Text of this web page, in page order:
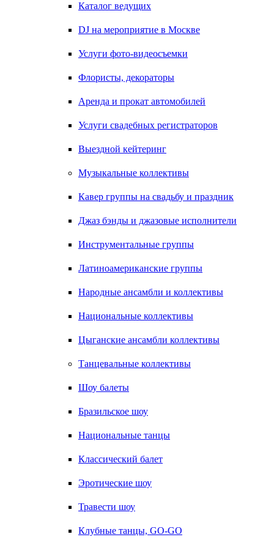
Каталог ведущих
DJ на мероприятие в Москве
Услуги фото-видеосъемки
Флористы, декораторы
Аренда и прокат автомобилей
Услуги свадебных регистраторов
Выездной кейтеринг
Музыкальные коллективы
Кавер группы на свадьбу и праздник
Джаз бэнды и джазовые исполнители
Инструментальные группы
Латиноамериканские группы
Народные ансамбли и коллективы
Национальные коллективы
Цыганские ансамбли коллективы
Танцевальные коллективы
Шоу балеты
Бразильское шоу
Национальные танцы
Классический балет
Эротические шоу
Травести шоу
Клубные танцы, GO-GO